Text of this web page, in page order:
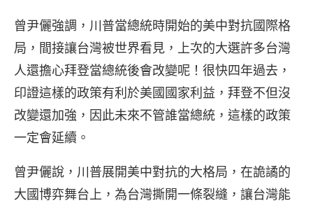
曾尹儷強調，川普當總統時開始的美中對抗國際格
局，間接讓台灣被世界看見，上次的大選許多台灣
人還擔心拜登當總統後會改變呢！很快四年過去，
印證這樣的政策有利於美國國家利益，拜登不但沒
改變還加強，因此未來不管誰當總統，這樣的政策
一定會延續。
曾尹儷說，川普展開美中對抗的大格局，在詭譎的
大國博弈舞台上，為台灣撕開一條裂縫，讓台灣能